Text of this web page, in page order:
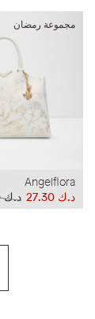
مجموعة رمضان
Angelflora
د.ك‏ 42.00
د.ك‏ 27.30